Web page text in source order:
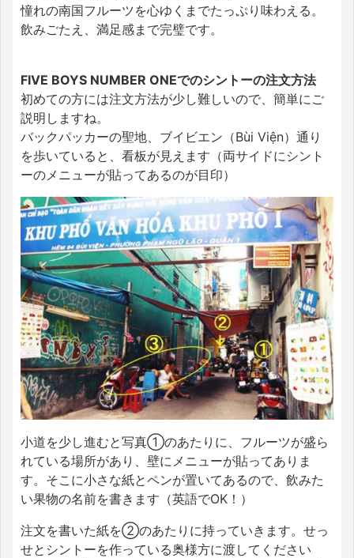
憧れの南国フルーツを心ゆくまでたっぷり味わえる。
飲みごたえ、満足感まで完璧です。
FIVE BOYS NUMBER ONEでのシントーの注文方法
初めての方には注文方法が少し難しいので、簡単にご
説明しますね。
バックパッカーの聖地、ブイビエン（Bùi Viện）通り
を歩いていると、看板が見えます（両サイドにシント
ーのメニューが貼ってあるのが目印）
小道を少し進むと写真①のあたりに、フルーツが盛ら
れている場所があり、壁にメニューが貼ってありま
す。そこに小さな紙とペンが置いてあるので、飲みた
い果物の名前を書きます（英語でOK！）
注文を書いた紙を②のあたりに持っていきます。せっ
せとシントーを作っている奥様方に渡してください